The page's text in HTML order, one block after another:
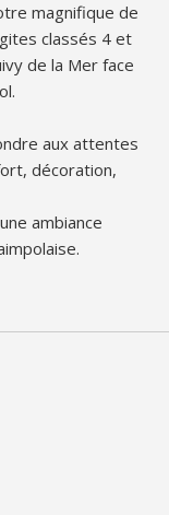
magnifique de
classés 4 et
de la Mer face
aux attentes
décoration,
ambiance